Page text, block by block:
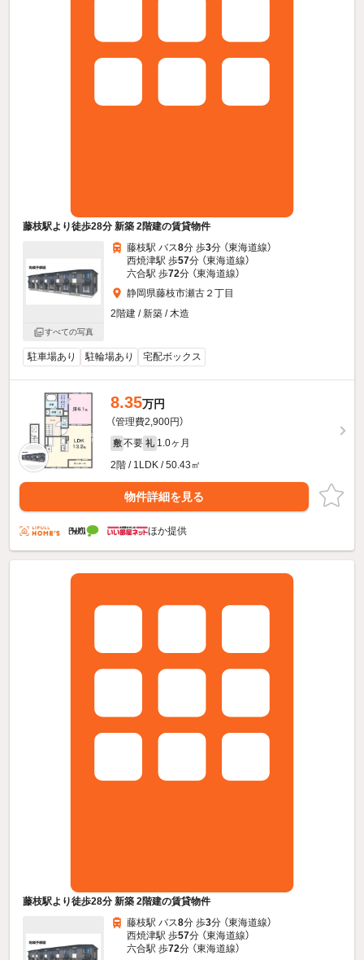
藤枝駅より徒歩28分 新築 2階建の賃貸物件
すべての写真
藤枝駅 バス8分 歩3分 （東海道線）
西焼津駅 歩57分 （東海道線）
六合駅 歩72分 （東海道線）
静岡県藤枝市瀬古２丁目
2階建 / 新築 / 木造
駐車場あり 駐輪場あり 宅配ボックス
8.35万円
（管理費2,900円）
敷 不要 礼 1.0ヶ月
2階 / 1LDK / 50.43㎡
物件詳細を見る
ほか提供
藤枝駅より徒歩28分 新築 2階建の賃貸物件
藤枝駅 バス8分 歩3分 （東海道線）
西焼津駅 歩57分 （東海道線）
六合駅 歩72分 （東海道線）